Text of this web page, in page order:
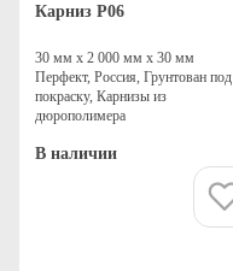
Карниз P06
30 мм х 2 000 мм х 30 мм
Перфект, Россия, Грунтован под
покраску, Карнизы из
дюрополимера
В наличии